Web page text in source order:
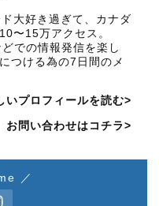
大好き過ぎて、カナダ
〜15万アクセス。
での情報発信を楽し
つける為の7日間のメ
いプロフィールを読む>
お問い合わせはコチラ>
／